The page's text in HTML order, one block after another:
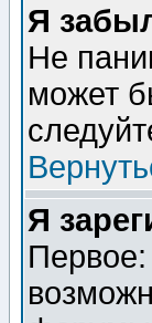
Я
Не
может
Я